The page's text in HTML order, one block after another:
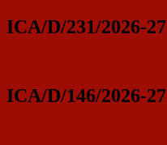
ICA/D/231/2026-27
ICA/D/146/2026-27